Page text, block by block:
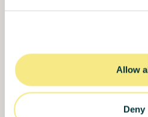
Allow
Deny
Colcocoa II
Cacao certificado para